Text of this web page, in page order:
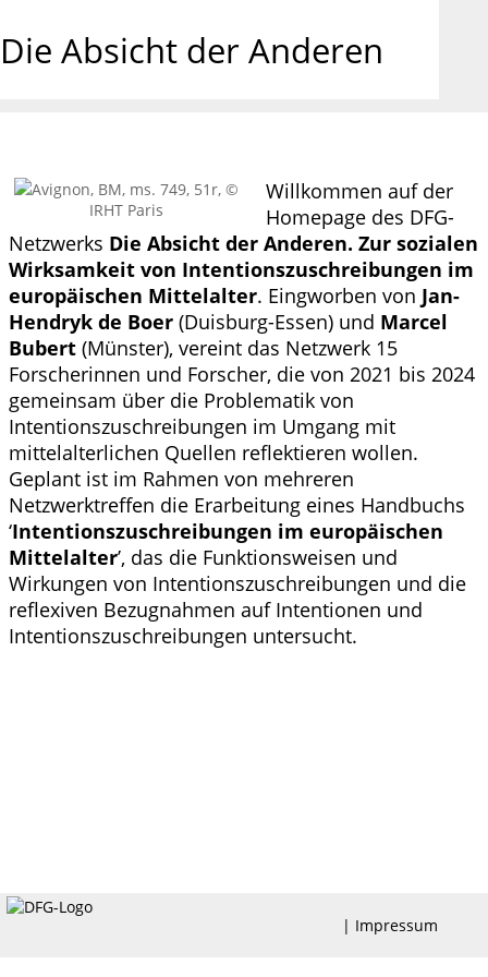
Die Absicht der Anderen
Avignon, BM, ms. 749, 51r, ©
IRHT Paris
Willkommen auf der
Homepage des DFG-
Netzwerks Die Absicht der Anderen. Zur sozialen
Wirksamkeit von Intentionszuschreibungen im
europäischen Mittelalter. Eingworben von Jan-
Hendryk de Boer (Duisburg-Essen) und Marcel
Bubert (Münster), vereint das Netzwerk 15
Forscherinnen und Forscher, die von 2021 bis 2024
gemeinsam über die Problematik von
Intentionszuschreibungen im Umgang mit
mittelalterlichen Quellen reflektieren wollen.
Geplant ist im Rahmen von mehreren
Netzwerktreffen die Erarbeitung eines Handbuchs
‘Intentions­zuschreibungen im europäischen
Mittelalter’, das die Funktionsweisen und
Wirkungen von Intentionszuschreibungen und die
reflexiven Bezugnahmen auf Intentionen und
Intentionszuschreibungen untersucht.
| Impressum